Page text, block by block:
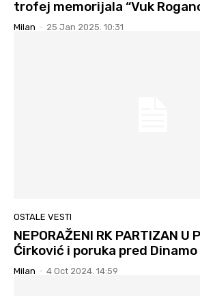
trofej memorijala “Vuk
Milan - 25 Jan 2025. 10:31
OSTALE VESTI
NEPORAŽENI RK PARTIZAN U
Ćirković i poruka pred Dinamo
Milan - 4 Oct 2024. 14:59